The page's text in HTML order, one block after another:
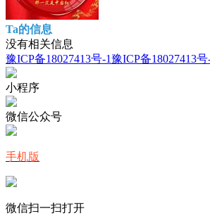
Ta的信息
没有相关信息
豫ICP备18027413号-1豫ICP备18027413号
小程序
微信公众号
手机版
微信扫一扫打开